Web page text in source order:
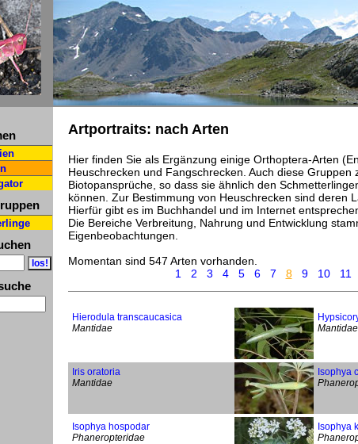
Artportraits: nach Arten
Hier finden Sie als Ergänzung einige Orthoptera-Arten
Heuschrecken und Fangschrecken. Auch diese
Biotopansprüche, so dass sie ähnlich den
können. Zur Bestimmung von Heuschrecken sind deren
Hierfür gibt es im Buchhandel und im Internet
Die Bereiche Verbreitung, Nahrung und Entwicklung
Eigenbeobachtungen.
Momentan sind 547 Arten vorhanden.
1
2 3 4 5 6 7 8 9 10 11
Hierodula transcaucasica
Mantidae
Mantidae
Iris oratoria
Mantidae
Isophya
Isophya hospodar
Phaneropteridae
Isophya